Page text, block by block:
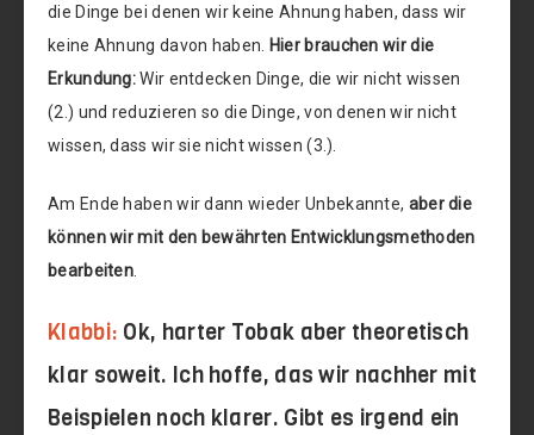
die Dinge bei denen wir keine Ahnung haben, dass wir
keine Ahnung davon haben.
Hier brauchen wir die
Erkundung:Wir entdecken Dinge, die wir nicht wissen
(2.) und reduzieren so die Dinge, von denen wir nicht
wissen, dass wir sie nicht wissen (3.).
Am Ende haben wir dann wieder Unbekannte, aber die
können wir mit den bewährten Entwicklungsmethoden
bearbeiten
Klabbi: Ok, harter Tobak aber theoretisch
klar soweit. Ich hoffe, das wir nachher mit
Beispielen noch klarer. Gibt es irgend ein